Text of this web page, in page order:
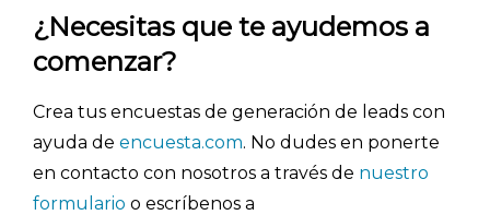
¿Necesitas que te ayudemos a
comenzar?
Crea tus encuestas de generación de leads con
ayuda de encuesta.com. No dudes en ponerte
en contacto con nosotros a través de nuestro
formulario o escríbenos a